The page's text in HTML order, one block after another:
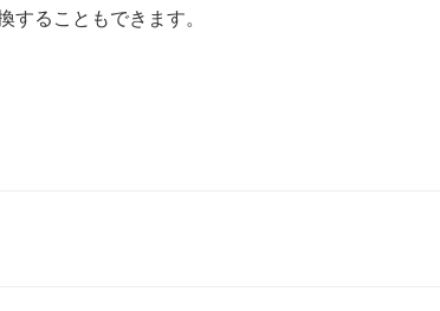
することもできます。